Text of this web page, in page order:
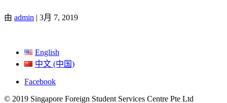
由 admin | 3月 7, 2019
English
中文 (中国)
Facebook
© 2019 Singapore Foreign Student Services Centre Pte Ltd